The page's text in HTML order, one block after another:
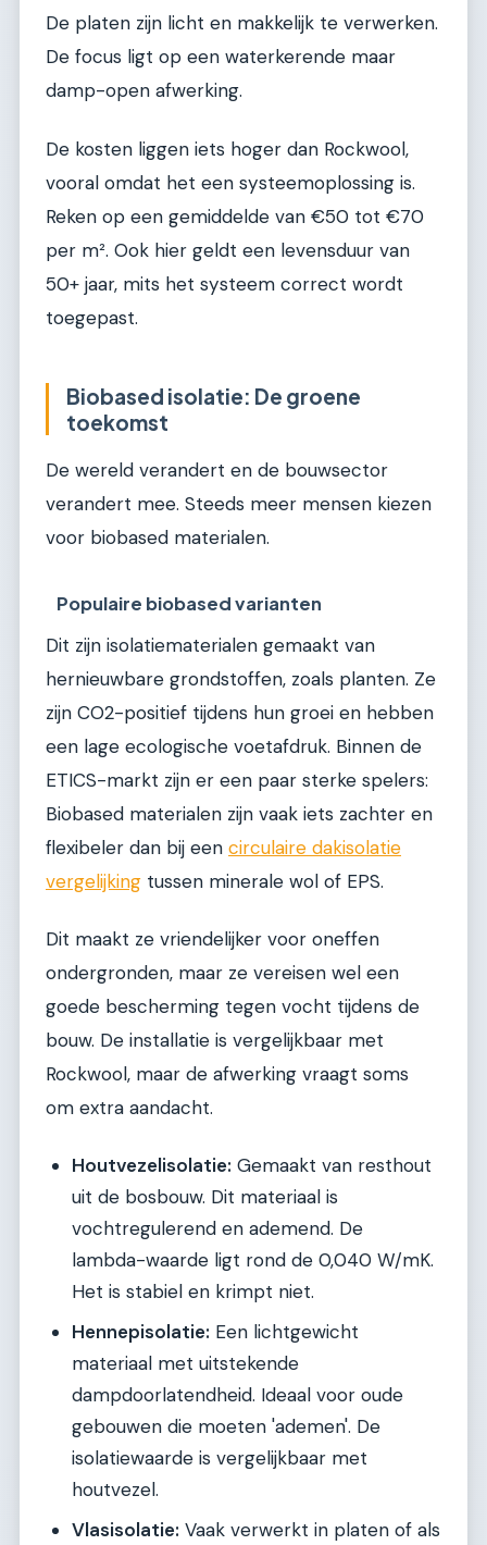
De platen zijn licht en makkelijk te verwerken.
De focus ligt op een waterkerende maar
damp-open afwerking.
De kosten liggen iets hoger dan Rockwool,
vooral omdat het een systeemoplossing is.
Reken op een gemiddelde van €50 tot €70
per m². Ook hier geldt een levensduur van
50+ jaar, mits het systeem correct wordt
toegepast.
Biobased isolatie: De groene
toekomst
De wereld verandert en de bouwsector
verandert mee. Steeds meer mensen kiezen
voor biobased materialen.
Populaire biobased varianten
Dit zijn isolatiematerialen gemaakt van
hernieuwbare grondstoffen, zoals planten. Ze
zijn CO2-positief tijdens hun groei en hebben
een lage ecologische voetafdruk. Binnen de
ETICS-markt zijn er een paar sterke spelers:
Biobased materialen zijn vaak iets zachter en
flexibeler dan bij een circulaire dakisolatie
vergelijking tussen minerale wol of EPS.
Dit maakt ze vriendelijker voor oneffen
ondergronden, maar ze vereisen wel een
goede bescherming tegen vocht tijdens de
bouw. De installatie is vergelijkbaar met
Rockwool, maar de afwerking vraagt soms
om extra aandacht.
Houtvezelisolatie: Gemaakt van resthout
uit de bosbouw. Dit materiaal is
vochtregulerend en ademend. De
lambda-waarde ligt rond de 0,040 W/mK.
Het is stabiel en krimpt niet.
Hennepisolatie: Een lichtgewicht
materiaal met uitstekende
dampdoorlatendheid. Ideaal voor oude
gebouwen die moeten 'ademen'. De
isolatiewaarde is vergelijkbaar met
houtvezel.
Vlasisolatie: Vaak verwerkt in platen of als